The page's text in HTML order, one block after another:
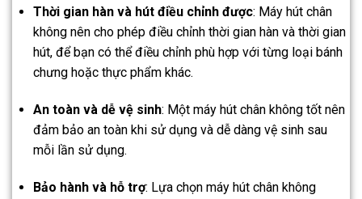
Thời gian hàn và hút điều chỉnh được: Máy hút chân
không nên cho phép điều chỉnh thời gian hàn và thời gian
hút, để bạn có thể điều chỉnh phù hợp với từng loại bánh
chưng hoặc thực phẩm khác.
An toàn và dễ vệ sinh: Một máy hút chân không tốt nên
đảm bảo an toàn khi sử dụng và dễ dàng vệ sinh sau
mỗi lần sử dụng.
Bảo hành và hỗ trợ: Lựa chọn máy hút chân không